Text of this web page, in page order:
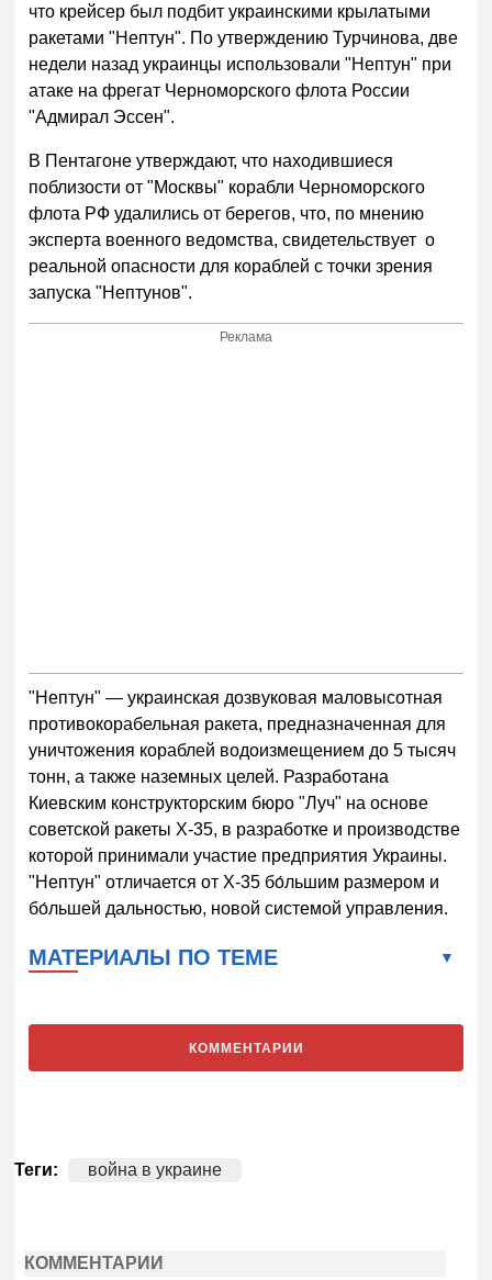
что крейсер был подбит украинскими крылатыми
ракетами "Нептун". По утверждению Турчинова, две
недели назад украинцы использовали "Нептун" при
атаке на фрегат Черноморского флота России
"Адмирал Эссен".
В Пентагоне утверждают, что находившиеся
поблизости от "Москвы" корабли Черноморского
флота РФ удалились от берегов, что, по мнению
эксперта военного ведомства, свидетельствует о
реальной опасности для кораблей с точки зрения
запуска "Нептунов".
Реклама
"Нептун" — украинская дозвуковая маловысотная
противокорабельная ракета, предназначенная для
уничтожения кораблей водоизмещением до 5 тысяч
тонн, а также наземных целей. Разработана
Киевским конструкторским бюро "Луч" на основе
советской ракеты Х-35, в разработке и производстве
которой принимали участие предприятия Украины.
"Нептун" отличается от Х-35 бо́льшим размером и
бо́льшей дальностью, новой системой управления.
МАТЕРИАЛЫ ПО ТЕМЕ
КОММЕНТАРИИ
Теги: война в украине
КОММЕНТАРИИ